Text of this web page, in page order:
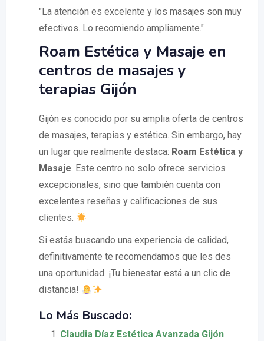
"La atención es excelente y los masajes son muy
efectivos. Lo recomiendo ampliamente."
Roam Estética y Masaje en
centros de masajes y
terapias Gijón
Gijón es conocido por su amplia oferta de centros
de masajes, terapias y estética. Sin embargo, hay
un lugar que realmente destaca: Roam Estética y
Masaje. Este centro no solo ofrece servicios
excepcionales, sino que también cuenta con
excelentes reseñas y calificaciones de sus
clientes.
Si estás buscando una experiencia de calidad,
definitivamente te recomendamos que les des
una oportunidad. ¡Tu bienestar está a un clic de
distancia!
Lo Más Buscado:
Claudia Díaz Estética Avanzada Gijón